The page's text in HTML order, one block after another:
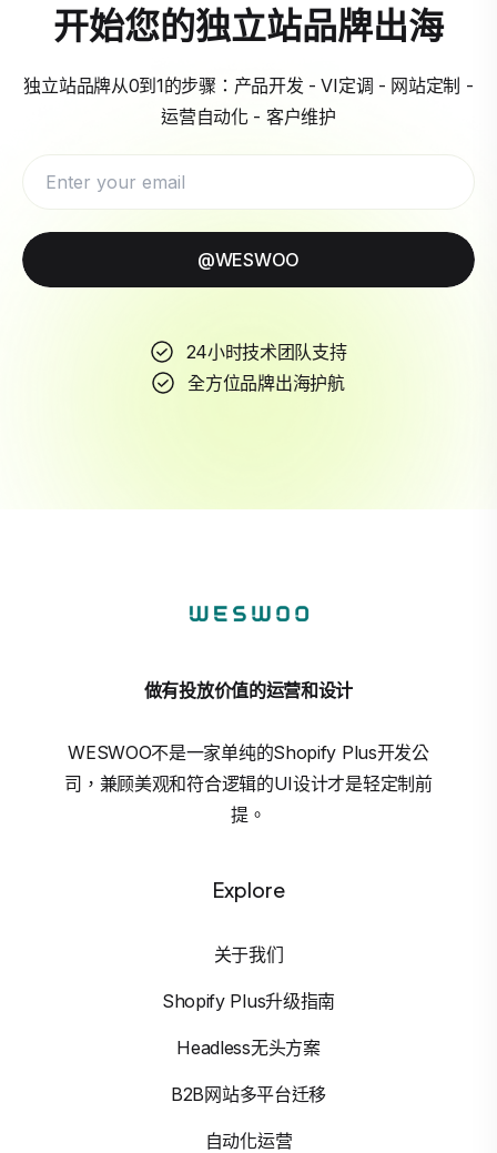
开始您的独立站品牌出海
独立站品牌从0到1的步骤：产品开发 - VI定调 - 网站定制 -
运营自动化 - 客户维护
@WESWOO
24小时技术团队支持
全方位品牌出海护航
做有投放价值的运营和设计
WESWOO不是一家单纯的Shopify Plus开发公
司，兼顾美观和符合逻辑的UI设计才是轻定制前
提。
Explore
关于我们
Shopify Plus升级指南
Headless无头方案
B2B网站多平台迁移
自动化运营